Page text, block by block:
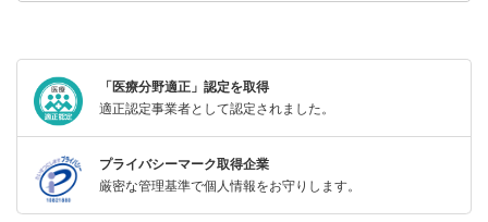
「医療分野適正」認定を取得
適正認定事業者として認定されました。
プライバシーマーク取得企業
厳密な管理基準で個人情報をお守りします。